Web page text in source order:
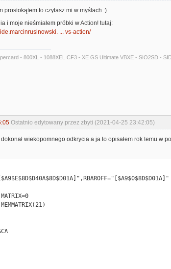
#0
prostokątem to czytasz mi w myślach :)
i moje nieśmiałem próbki w Action! tutaj:
... vs-action/
- 800XL - 1088XEL CF3 - XE GS Ultimate VBXE - SIO2SD -
Ostatnio edytowany przez zbyti (2021-04-25 23:42:05)
wiekopomnego odkrycia a ja to opisałem rok temu w